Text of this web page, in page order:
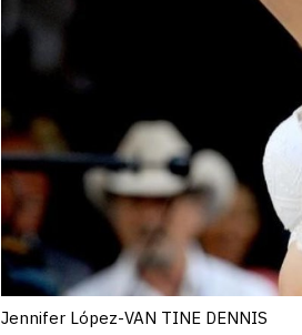
Jennifer López-VAN TINE DENNIS